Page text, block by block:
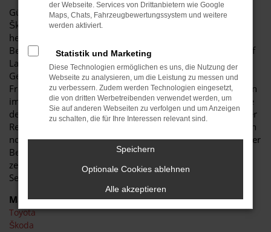
Günstige Mobilität in Cottbus kann so einfach sein. Ein
Škoda Citigo Gebrauchtwagen besticht durch seine
herausragende Qualität und erweist sich als jahrelanger
Begleiter. Sowohl im Stadtverkehr von Cottbus als auch auf
Landstraße und Autobahn ist der Škoda Citigo
Gebrauchtwagen eine perfekte Lösung und wird Ihnen viel
Freude bereiten. Unser Autohaus ist seit mehr als 30 Jahren
im Geschäft. Wir sind nicht nur Experten für Fahrzeuge wie
den Škoda Citigo Gebrauchtwagen, sondern auch tief in der
Region Cottbus verankert. In unserem Unternehmen zählen
noch Werte wie Vertrauen und Kundennähe, was Sie in jeder
Beratung im positivsten Sinne erfahren. Des Weiteren
zeichnen wir uns durch ein breites Fahrzeug- und
Serviceangebot und günstige Preise
Marken
Toyota
Škoda
der Webseite. Services von Drittanbietern wie Google
Maps, Chats, Fahrzeugbewertungssystem und weitere
werden aktiviert.
Statistik und Marketing
Diese Technologien ermöglichen es uns, die Nutzung der
Webseite zu analysieren, um die Leistung zu messen und
zu verbessern. Zudem werden Technologien eingesetzt,
die von dritten Werbetreibenden verwendet werden, um
Sie auf anderen Webseiten zu verfolgen und um Anzeigen
zu schalten, die für Ihre Interessen relevant sind.
Speichern
Optionale Cookies ablehnen
Alle akzeptieren